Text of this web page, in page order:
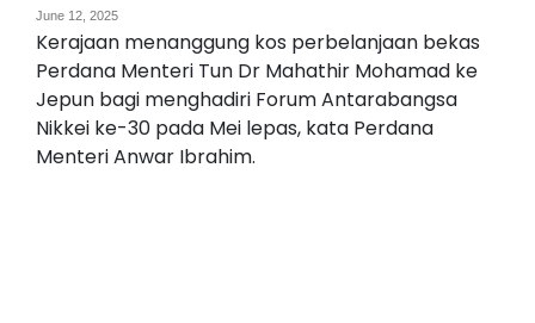
June 12, 2025
Kerajaan menanggung kos perbelanjaan bekas
Perdana Menteri Tun Dr Mahathir Mohamad ke
Jepun bagi menghadiri Forum Antarabangsa
Nikkei ke-30 pada Mei lepas, kata Perdana
Menteri Anwar Ibrahim.